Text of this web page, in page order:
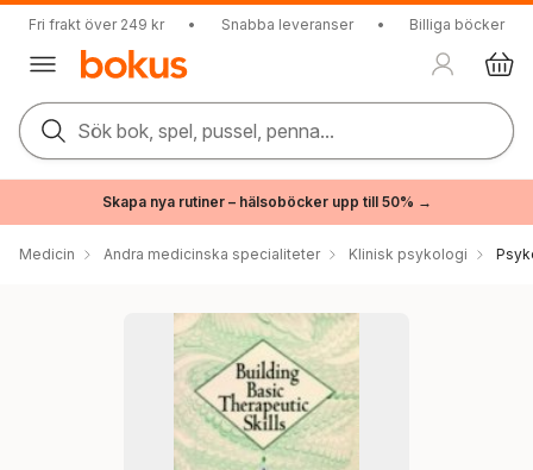
Fri frakt över 249 kr • Snabba leveranser • Billiga böcker
Sök bok, spel, pussel, penna...
Skapa nya rutiner – hälsoböcker upp till 50% →
Medicin Andra medicinska specialiteter Klinisk psykologi